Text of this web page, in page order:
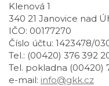
Klenová 1
340 21 Janovice nad
IČO: 00177270
Číslo účtu: 1423478/
Tel.: (00420) 376 392
Tel. pokladna (00420)
e-mail: info@gkk.cz